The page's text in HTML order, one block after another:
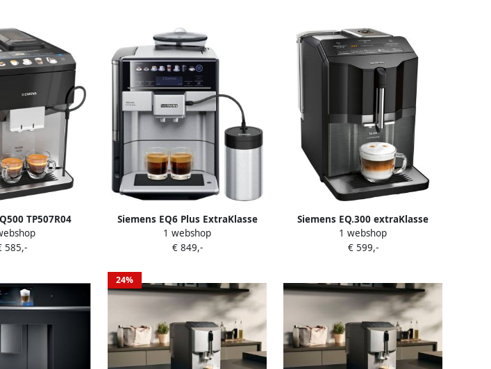
TP507R04
Met
585,-
Siemens EQ6 Plus ExtraKlasse
TE657F03DE Volautomatische
espressomachine Inclusief RVS
1 webshop
€ 849,-
Siemens EQ.300 extraKlasse
TI355F09DE Volautomatische
espressomachine Zwart
1 webshop
€ 599,-
24%